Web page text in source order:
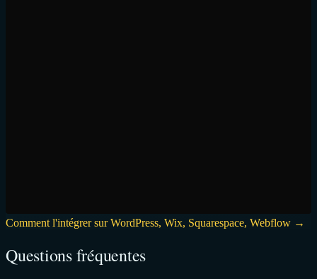
Comment l'intégrer sur WordPress, Wix, Squarespace, Webflow →
Questions fréquentes